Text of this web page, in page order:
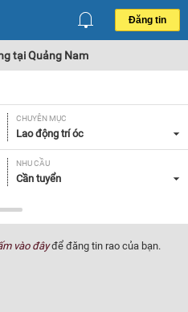
Đăng tin
tại Quảng Nam
CHUYÊN MỤC
Lao động trí óc
NHU CẦU
Cần tuyển
vào đâyđể đăng tin rao của bạn.